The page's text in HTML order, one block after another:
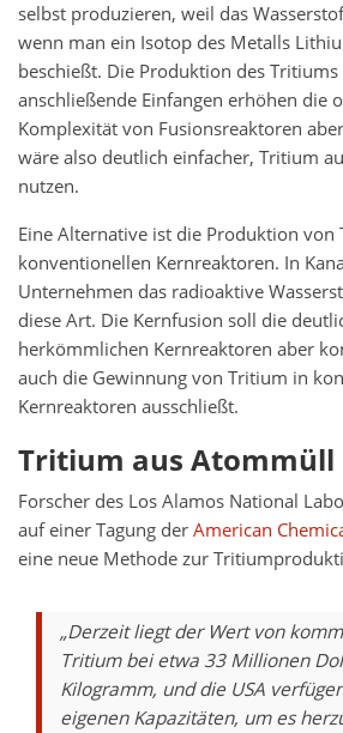
selbst produzieren, weil das
wenn man ein Isotop des Metalls
beschießt. Die Produktion des
anschließende Einfangen erhöhen die
Komplexität von Fusionsreaktoren
wäre also deutlich einfacher, Tritium
nutzen.
Eine Alternative ist die Produktion von
konventionellen Kernreaktoren. In
Unternehmen das radioaktive
diese Art. Die Kernfusion soll die
herkömmlichen Kernreaktoren aber
auch die Gewinnung von Tritium in
Kernreaktoren ausschließt.
Tritium aus Atommüll
Forscher des Los Alamos National
auf einer Tagung derAmerican
eine neue Methode zur
„Derzeit liegt der Wert von
Tritium bei etwa 33 Millionen
Kilogramm, und die USA
eigenen Kapazitäten, um es